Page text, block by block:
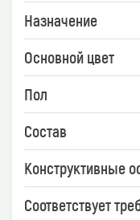
Назначение
Основной цвет
Пол
Состав
Конструктивные
Соответствует